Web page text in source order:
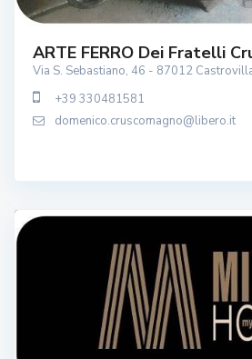
ARTE FERRO Dei Fratelli
Via S. Sebastiano, 46 - 87012
+39 330481581
domenico.cruscomagno@libero.it